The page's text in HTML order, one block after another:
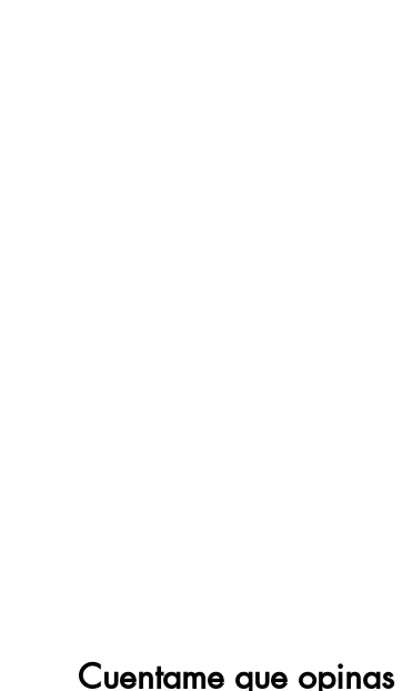
Cuentame que opinas